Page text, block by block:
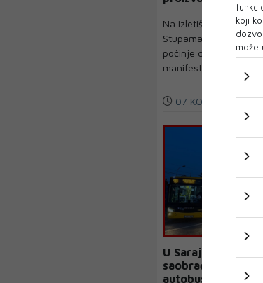
Na izletištu „Mirisi
Stupama kod Livna
počinje dvodnevna
manifestacija „Gastro
07 KOL 2026
U Sarajevu počelo
saobraćati 10 novih
autobusa
koji
može